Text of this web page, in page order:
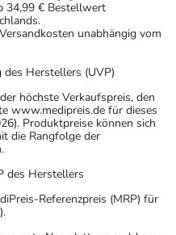
4 Wochen, bei
und Geschwüren im
Medikamente, 4-8
pylori 1
und zur
der
im
Medikamente, ist die
begrenzt.
angewendet, sind
34,99 € Bestellwert
unabhängig vom
Herstellers (UVP)
höchste Verkaufspreis, den
www.medipreis.de für dieses
Produktpreise können sich
die Rangfolge der
des Herstellers
Referenzpreis (MRP) für